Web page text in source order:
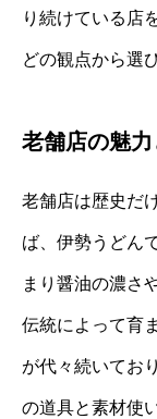
り続けている店
どの観点から選
老舗店の魅
老舗店は歴史だ
ば、伊勢うどん
まり醤油の濃さ
伝統によって育
が代々続いてお
の道具と素材使